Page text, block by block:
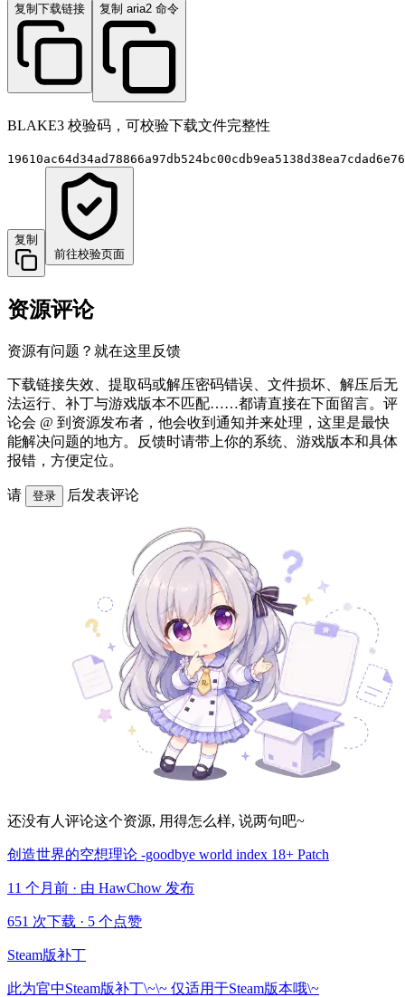
复制下载链接 复制 aria2 命令
BLAKE3 校验码，可校验下载文件完整性
复制
前往校验页面
资源评论
资源有问题？就在这里反馈
下载链接失效、提取码或解压密码错误、文件损坏、解压后无
法运行、补丁与游戏版本不匹配……都请直接在下面留言。评
论会 @ 到资源发布者，他会收到通知并来处理，这里是最快
能解决问题的地方。反馈时请带上你的系统、游戏版本和具体
报错，方便定位。
请 登录 后发表评论
还没有人评论这个资源, 用得怎么样, 说两句吧~
创造世界的空想理论 -goodbye world index 18+ Patch
11 个月前 · 由 HawChow 发布
651 次下载 · 5 个点赞
Steam版补丁
此为官中Steam版补丁\~\~ 仅适用于Steam版本哦\~